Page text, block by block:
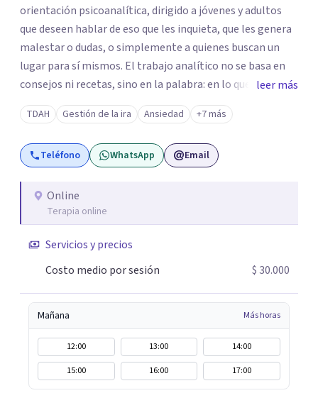
orientación psicoanalítica, dirigido a jóvenes y adultos
que deseen hablar de eso que les inquieta, que les genera
malestar o dudas, o simplemente a quienes buscan un
lugar para sí mismos. El trabajo analítico no se basa en
consejos ni recetas, sino en la palabra: en lo que cada
quien puede decir de su historia, de su deseo, de su
malestar... En el encuentro con un analista se abre la
posibilidad de pensar de otro modo eso que hasta ahora
parecía sin salida.
leer más
TDAH Gestión de la ira Ansiedad +7 más
Teléfono WhatsApp Email
Online
Terapia online
Servicios y precios
Costo medio por sesión
$ 30.000
Mañana Más horas
12:00 13:00
14:00
15:00
16:00 17:00